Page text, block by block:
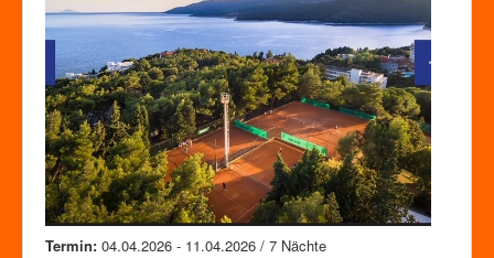
Termin: 04.04.2026 - 11.04.2026 / 7 Nächte